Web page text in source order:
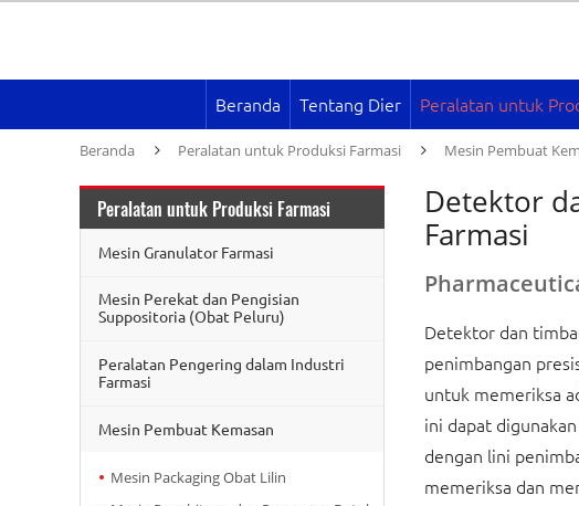
Beranda Tentang Dier Peralatan untuk
Beranda Peralatan untuk Produksi Farmasi Mesin Pembuat
Detektor
Farmasi
Detektor dan
penimbangan
untuk memeriksa
ini dapat
dengan lini
memeriksa dan
Peralatan untuk Produksi Farmasi
Mesin Granulator Farmasi
Mesin Perekat dan Pengisian
Suppositoria (Obat Peluru)
Peralatan Pengering dalam Industri
Farmasi
Mesin Pembuat Kemasan
Mesin Packaging Obat Lilin